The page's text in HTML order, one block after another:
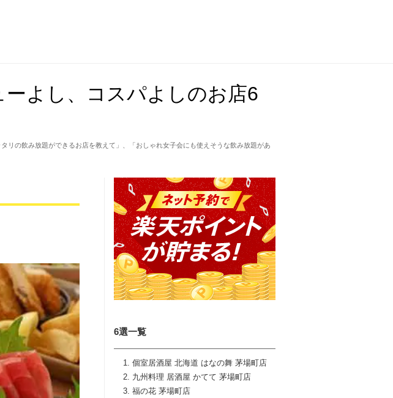
よし、コスパよしのお店6
リの飲み放題ができるお店を教えて」、「おしゃれ女子会にも使えそうな飲み放題があ
6選一覧
個室居酒屋 北海道 はなの舞 茅場町店
九州料理 居酒屋 かてて 茅場町店
福の花 茅場町店